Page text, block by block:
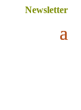
Newsletter